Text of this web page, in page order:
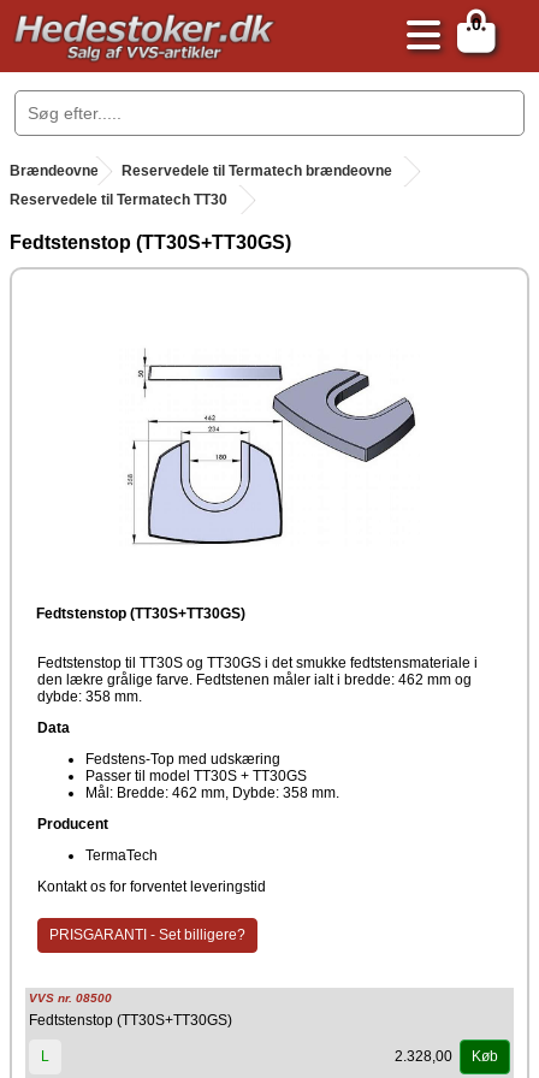
0
.
Brændeovne .
Reservedele til Termatech brændeovne
Reservedele til Termatech TT30
Fedtstenstop (TT30S+TT30GS)
Fedtstenstop (TT30S+TT30GS)
Fedtstenstop til TT30S og TT30GS i det smukke fedtstensmateriale i
den lækre grålige farve. Fedtstenen måler ialt i bredde: 462 mm og
dybde: 358 mm.
Data
Fedstens-Top med udskæring
Passer til model TT30S + TT30GS
Mål: Bredde: 462 mm, Dybde: 358 mm.
Producent
TermaTech
Kontakt os for forventet leveringstid
PRISGARANTI - Set billigere?
VVS nr. 08500
Fedtstenstop (TT30S+TT30GS)
L 2.328,00 Køb